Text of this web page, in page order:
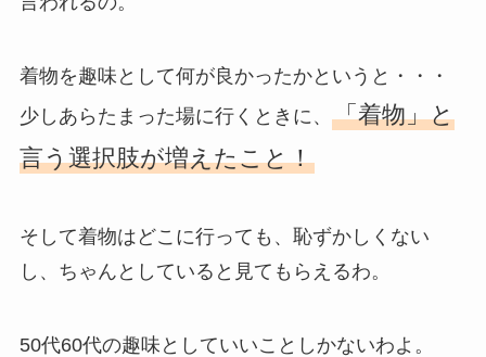
着物を趣味として何が良かったかというと・・・
少しあらたまった場に行くときに、 「着物」と
言う選択肢が増えたこと！
そして着物はどこに行っても、恥ずかしくない
し、ちゃんとしていると見てもらえるわ。
50代60代の趣味としていいことしかないわよ。